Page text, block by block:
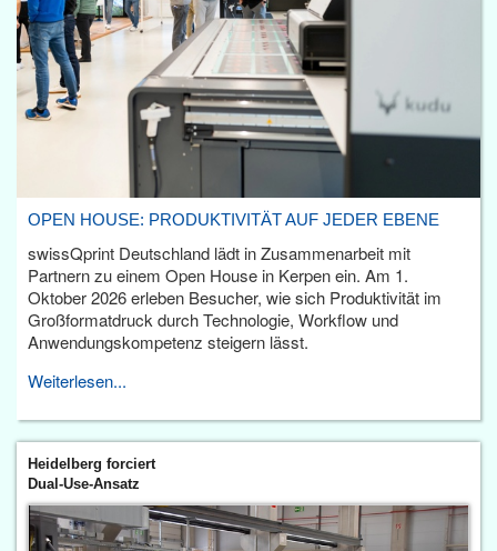
OPEN HOUSE: PRODUKTIVITÄT AUF JEDER EBENE
swissQprint Deutschland lädt in Zusammenarbeit mit
Partnern zu einem Open House in Kerpen ein. Am 1.
Oktober 2026 erleben Besucher, wie sich Produktivität im
Großformatdruck durch Technologie, Workflow und
Anwendungskompetenz steigern lässt.
Weiterlesen...
Heidelberg forciert
Dual-Use-Ansatz